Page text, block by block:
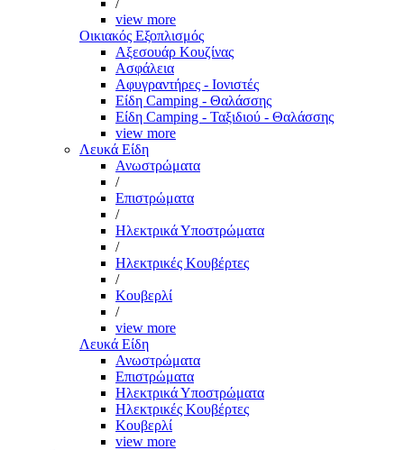
/
view more
Οικιακός Εξοπλισμός
Αξεσουάρ Κουζίνας
Ασφάλεια
Αφυγραντήρες - Ιονιστές
Είδη Camping - Θαλάσσης
Είδη Camping - Ταξιδιού - Θαλάσσης
view more
Λευκά Είδη
Ανωστρώματα
/
Επιστρώματα
/
Ηλεκτρικά Υποστρώματα
/
Ηλεκτρικές Κουβέρτες
/
Κουβερλί
/
view more
Λευκά Είδη
Ανωστρώματα
Επιστρώματα
Ηλεκτρικά Υποστρώματα
Ηλεκτρικές Κουβέρτες
Κουβερλί
view more